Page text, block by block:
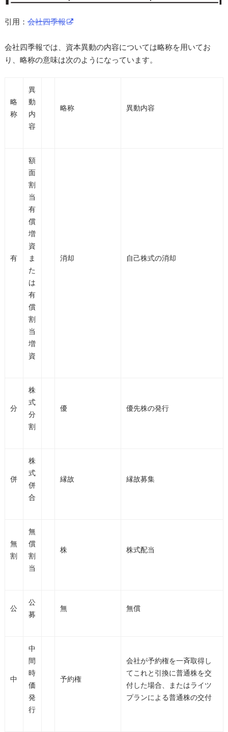
引用： 会社四季報
会社四季報では、資本異動の内容については略称を用いてお
り、略称の意味は次のようになっています。
略
称
異
動
内
容
略称 異動内容
有
額
面
割
当
有
償
増
資
ま
た
は
有
償
割
当
増
資
消却 自己株式の消却
分
株
式
分
割
優 優先株の発行
併
株
式
併
合
縁故 縁故募集
無
割
無
償
割
当
株 株式配当
公
公
募
無 無償
中
中
間
時
価
発
行
予約権
会社が予約権を一斉取得し
てこれと引換に普通株を交
付した場合、またはライツ
プランによる普通株の交付